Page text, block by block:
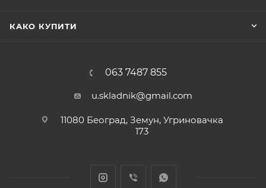
КАКО КУПИТИ
063 7487 855
u.skladnik@gmail.com
11080 Београд, Земун, Угриновачка
173